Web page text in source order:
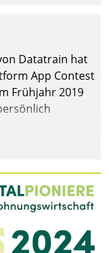
Datatrain hat
App Contest
Frühjahr 2019